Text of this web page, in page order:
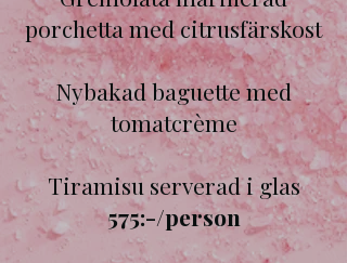
porchetta med citrusfärskost
Nybakad baguette med
tomatcrème
Tiramisu serverad i glas
575:-/person